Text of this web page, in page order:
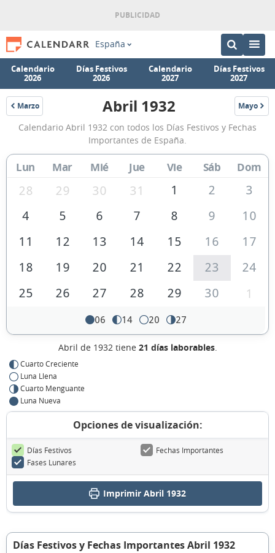
España
Calendario
2026
Días Festivos
2026
Calendario
2027
Días Festivos
2027
Marzo
1932
Calendario
Abril
1932
de
España
Abril 1932 Mayo
1932
Calendario Abril 1932 con todos los Días Festivos y Fechas
Importantes de España.
Lun Mar Mié Jue Vie Sáb Dom
28 29 30 31 1 2
3
4
5 6 7 8 9
10
11
12 13 14 15 16
17
18
19 20 21 22 23
24
25
26 27 28 29 30 1
06 14 20 27
Abril de 1932 tiene 21 días laborables.
Cuarto Creciente
Luna Llena
Cuarto Menguante
Luna Nueva
Opciones de visualización:
Días Festivos
Fechas Importantes
Fases Lunares
Imprimir Abril 1932
Días Festivos y Fechas Importantes Abril 1932